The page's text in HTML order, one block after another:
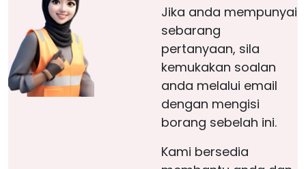
Jika anda mempunyai
sebarang
pertanyaan, sila
kemukakan soalan
anda melalui email
dengan mengisi
borang sebelah ini.
Kami bersedia